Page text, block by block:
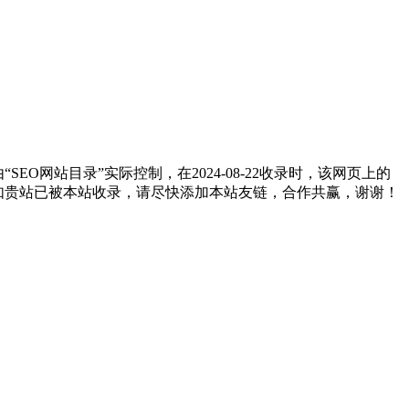
网站目录”实际控制，在2024-08-22收录时，该网页上的
站已被本站收录，请尽快添加本站友链，合作共赢，谢谢！